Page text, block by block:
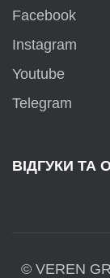
Facebook
Instagram
Youtube
Telegram
ВІДГУКИ ТА
© VEREN